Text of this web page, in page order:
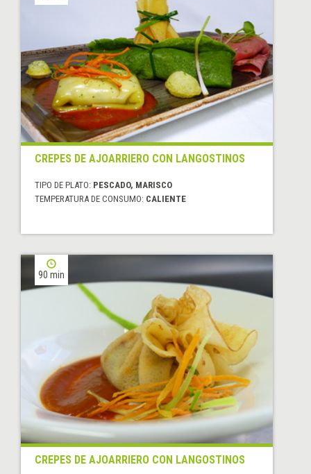
CREPES DE AJOARRIERO CON LANGOSTINOS
TIPO DE PLATO: PESCADO, MARISCO
TEMPERATURA DE CONSUMO: CALIENTE
90 min
CREPES DE AJOARRIERO CON LANGOSTINOS